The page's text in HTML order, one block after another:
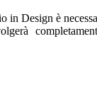
in Design è